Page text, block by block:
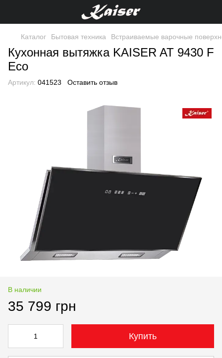
Каталог Бытовая техника Встраиваемые варочные
Кухонная вытяжка KAISER AT 9430 F
Eco
Артикул: 041523 Оставить отзыв
В наличии
35 799 грн
Купить